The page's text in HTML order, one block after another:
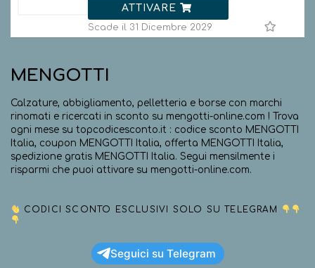
ATTIVARE
Scade il 31 Dicembre 2029
MENGOTTI
Calzature, abbigliamento, pelletteria e borse con marchi
rinomati e ricercati in sconto su mengotti-online.com ! Trova
ogni mese su topcodicesconto.it : codice sconto MENGOTTI
Italia, coupon MENGOTTI Italia, offerta MENGOTTI Italia,
spedizione gratis MENGOTTI Italia. Segui mensilmente i
risparmi che puoi attivare su mengotti-online.com.
CODICI SCONTO ESCLUSIVI SOLO SU TELEGRAM
Seguici su Telegram